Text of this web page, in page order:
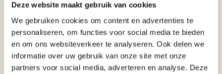
Deze website maakt gebruik van cookies
We gebruiken cookies om content en advertenties te
personaliseren, om functies voor social media te bieden
en om ons websiteverkeer te analyseren. Ook delen we
informatie over uw gebruik van onze site met onze
partners voor social media, adverteren en analyse. Deze
Vendée
Camping Le Petit Rocher****